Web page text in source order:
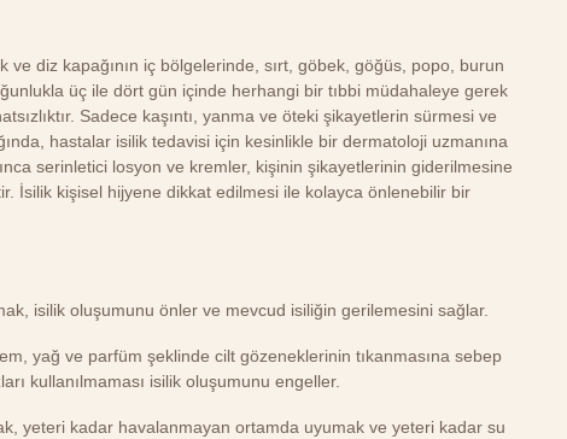
ve diz kapağının iç bölgelerinde, sırt, göbek, göğüs, popo, burun
üç ile dört gün içinde herhangi bir tıbbi müdahaleye gerek
Sadece kaşıntı, yanma ve öteki şikayetlerin sürmesi ve
hastalar isilik tedavisi için kesinlikle bir dermatoloji uzmanına
serinletici losyon ve kremler, kişinin şikayetlerinin giderilmesine
İsilik kişisel hijyene dikkat edilmesi ile kolayca önlenebilir bir
isilik oluşumunu önler ve mevcud isiliğin gerilemesini sağlar.
yağ ve parfüm şeklinde cilt gözeneklerinin tıkanmasına sebep
kullanılmaması isilik oluşumunu engeller.
yeteri kadar havalanmayan ortamda uyumak ve yeteri kadar su